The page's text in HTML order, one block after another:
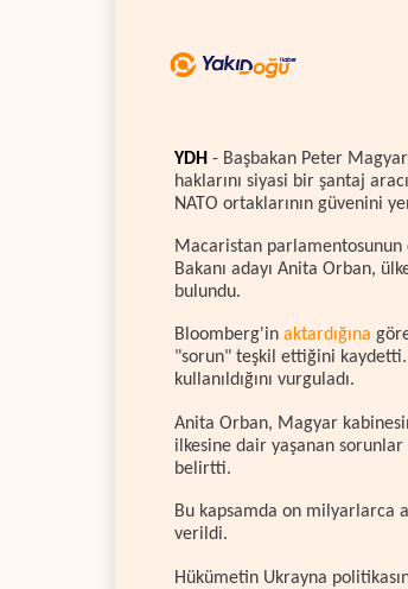
YDH - Başbakan Peter
haklarını siyasi bir şantaj
NATO ortaklarının güvenini
Macaristan parlamentosunun
Bakanı adayı Anita Orban,
bulundu.
Bloomberg'in aktardığına
"sorun" teşkil ettiğini kaydetti.
kullanıldığını vurguladı.
Anita Orban, Magyar
ilkesine dair yaşanan
belirtti.
Bu kapsamda on milyarlarca
verildi.
Hükümetin Ukrayna